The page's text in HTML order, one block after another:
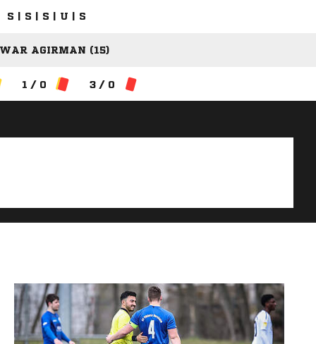
S | S | S | U | S
AGIRMAN (15)
1 / 0 3 / 0